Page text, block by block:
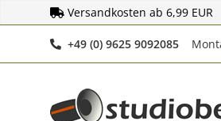
Versandkosten ab 6,99 EUR
+49 (0) 9625 9092085